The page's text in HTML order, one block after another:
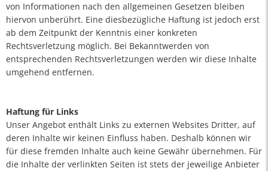
von Informationen nach den allgemeinen Gesetzen bleiben
hiervon unberührt. Eine diesbezügliche Haftung ist jedoch erst
ab dem Zeitpunkt der Kenntnis einer konkreten
Rechtsverletzung möglich. Bei Bekanntwerden von
entsprechenden Rechtsverletzungen werden wir diese Inhalte
umgehend entfernen.
Haftung für Links
Unser Angebot enthält Links zu externen Websites Dritter, auf
deren Inhalte wir keinen Einfluss haben. Deshalb können wir
für diese fremden Inhalte auch keine Gewähr übernehmen. Für
die Inhalte der verlinkten Seiten ist stets der jeweilige Anbieter